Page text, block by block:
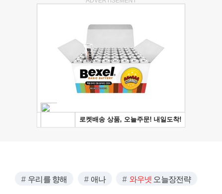
우리를 향해 애나 와우넷 오늘장전략